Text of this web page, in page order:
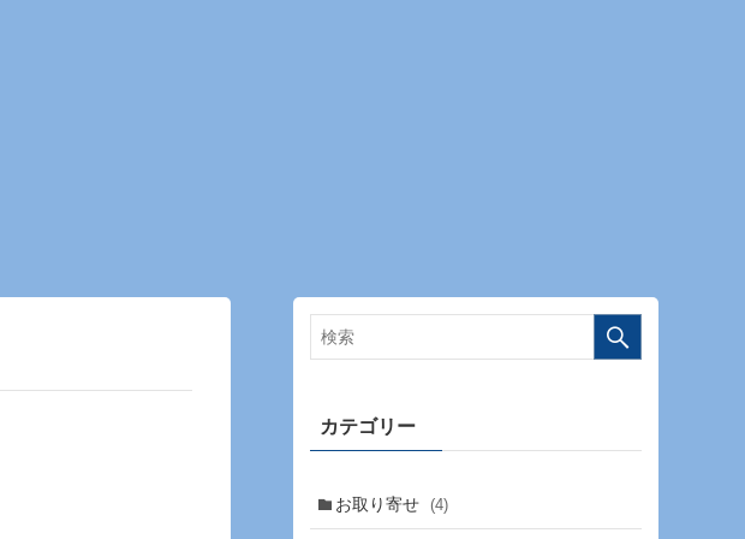
カテゴリー
お取り寄せ (4)